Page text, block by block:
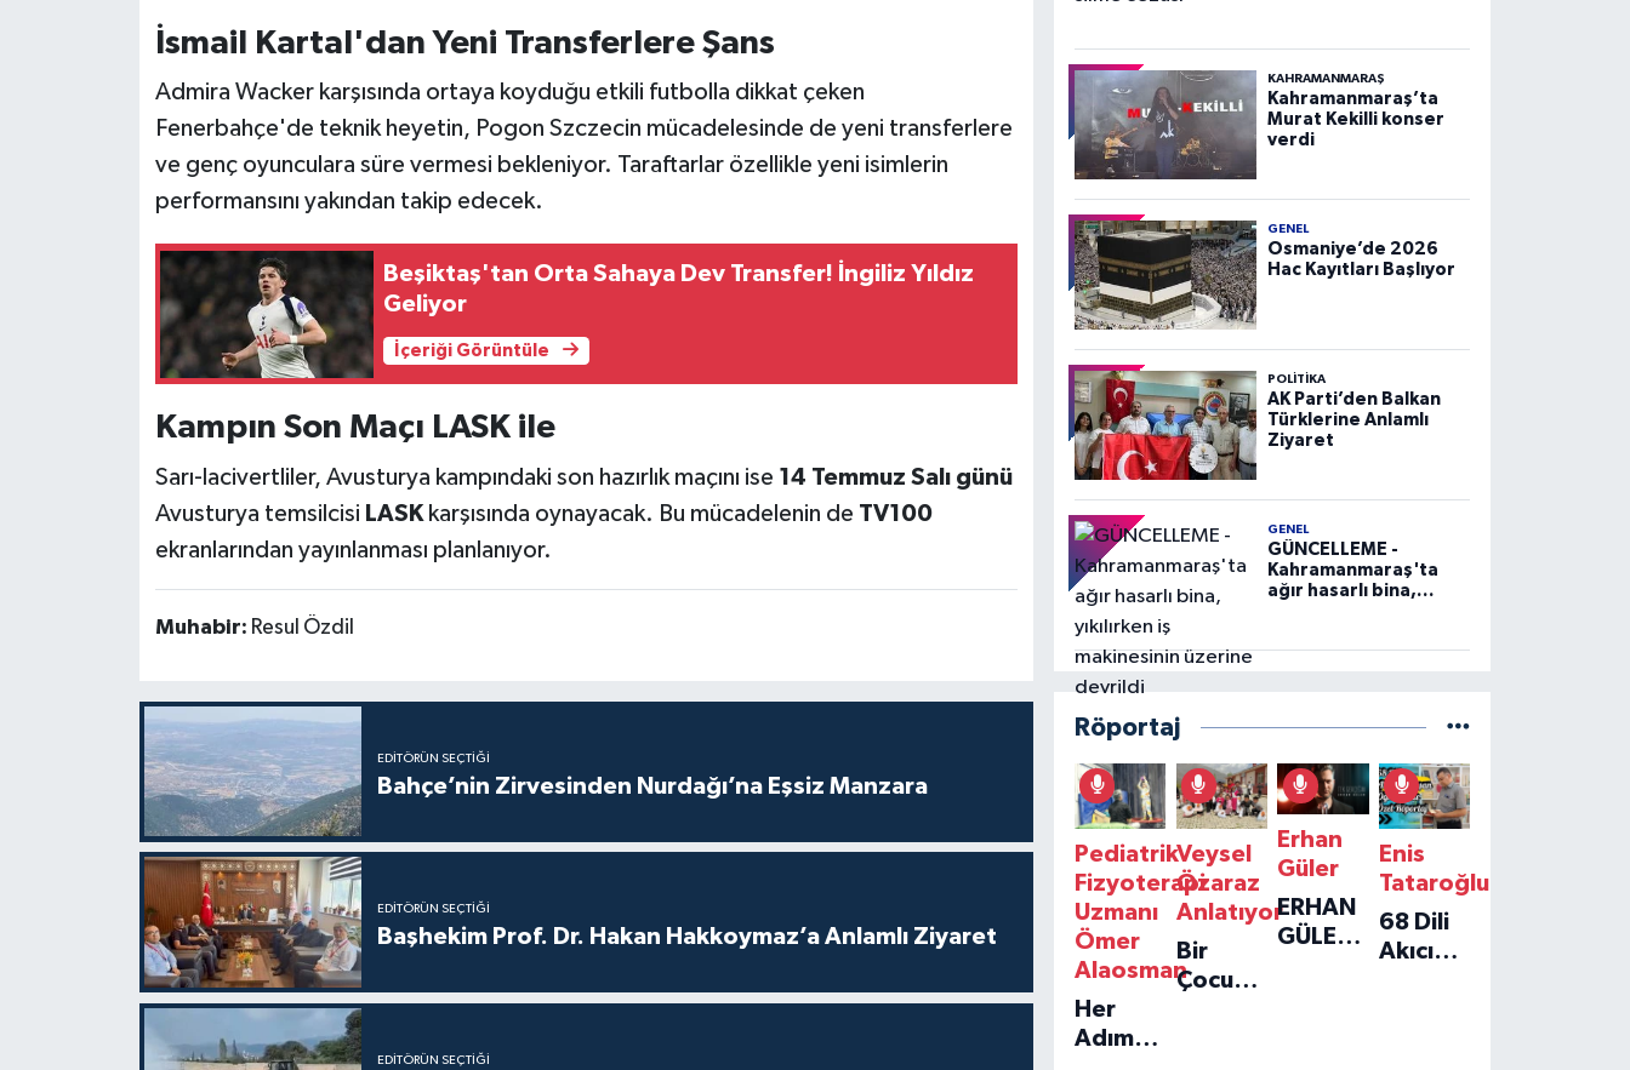
İsmail Kartal'dan Yeni Transferlere Şans
Admira Wacker karşısında ortaya koyduğu etkili futbolla dikkat çeken
Fenerbahçe'de teknik heyetin, Pogon Szczecin mücadelesinde de yeni transferlere
ve genç oyunculara süre vermesi bekleniyor. Taraftarlar özellikle yeni isimlerin
performansını yakından takip edecek.
Beşiktaş'tan Orta Sahaya Dev Transfer! İngiliz Yıldız
Geliyor
İçeriği Görüntüle
Kampın Son Maçı LASK ile
Sarı-lacivertliler, Avusturya kampındaki son hazırlık maçını ise 14 Temmuz Salı günü
Avusturya temsilcisi LASKkarşısında oynayacak. Bu mücadelenin de TV100
ekranlarından yayınlanması planlanıyor.
Muhabir: Resul Özdil
EDITÖRÜN SEÇTIĞI
Bahçe’nin Zirvesinden Nurdağı’na Eşsiz Manzara
EDITÖRÜN SEÇTIĞI
Başhekim Prof. Dr. Hakan Hakkoymaz’a Anlamlı Ziyaret
EDITÖRÜN SEÇTIĞI
KAHRAMANMARAŞ
Kahramanmaraş’ta
Murat Kekilli konser
verdi
GENEL
Osmaniye’de 2026
Hac Kayıtları Başlıyor
POLITIKA
AK Parti’den Balkan
Türklerine Anlamlı
Ziyaret
GENEL
GÜNCELLEME -
Kahramanmaraş'ta
ağır hasarlı bina,
devrildi
Röportaj
Pediatrik
Fizyoterapi
Uzmanı
Ömer
Alaosman
Her
Adım
Veysel
Özaraz
Anlatıyor
Bir
Çocuğun
Erhan
Güler
ERHAN
GÜLER'IN
Enis
Tataroğlu
68 Dili
Akıcı